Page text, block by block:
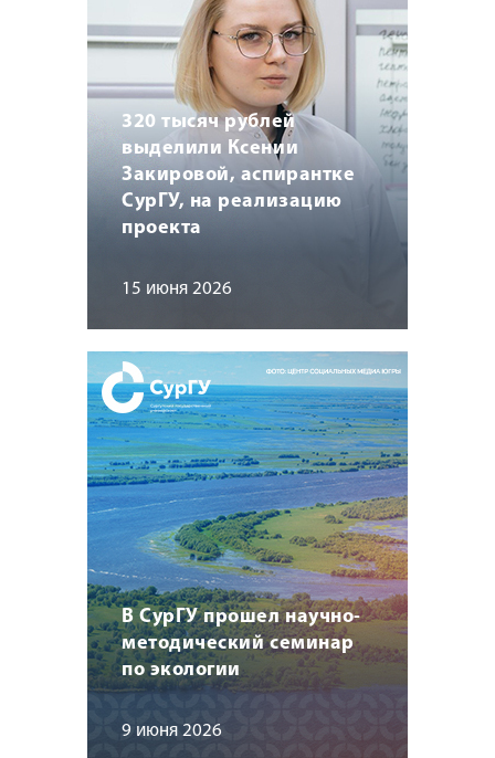
320 тысяч рублей
выделили Ксении
Закировой, аспирантке
СурГУ, на реализацию
проекта
15 июня 2026
В СурГУ прошел научно-
методический семинар
по экологии
9 июня 2026